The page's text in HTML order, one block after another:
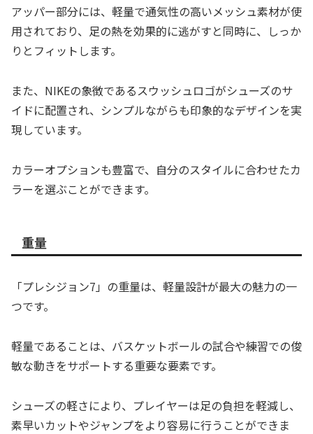
アッパー部分には、軽量で通気性の高いメッシュ素材が使
用されており、足の熱を効果的に逃がすと同時に、しっか
りとフィットします。
また、NIKEの象徴であるスウッシュロゴがシューズのサ
イドに配置され、シンプルながらも印象的なデザインを実
現しています。
カラーオプションも豊富で、自分のスタイルに合わせたカ
ラーを選ぶことができます。
重量
「プレシジョン7」の重量は、軽量設計が最大の魅力の一
つです。
軽量であることは、バスケットボールの試合や練習での俊
敏な動きをサポートする重要な要素です。
シューズの軽さにより、プレイヤーは足の負担を軽減し、
素早いカットやジャンプをより容易に行うことができま